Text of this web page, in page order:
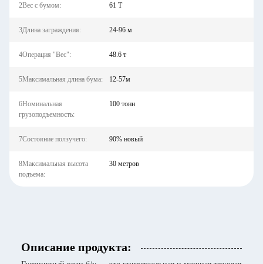
2Вес с бумом: 61 Т
3Длина заграждения: 24-96 м
4Операция "Вес": 48.6 т
5Максимальная длина бума: 12-57м
6Номинальная
грузоподъемность:
100 тонн
7Состояние ползучего: 90% новый
8Максимальная высота
подъема:
30 метров
Описание продукта: